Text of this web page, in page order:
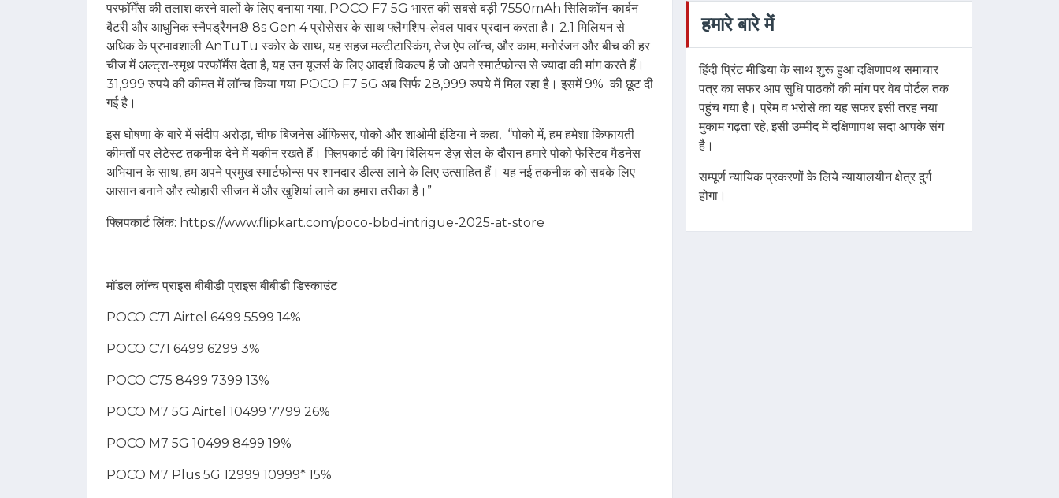
परफॉर्मेंस की तलाश करने वालों के लिए बनाया गया, POCO F7 5G भारत की सबसे बड़ी 7550mAh सिलिकॉन-कार्बन
बैटरी और आधुनिक स्‍नैपड्रैगन® 8s Gen 4 प्रोसेसर के साथ फ्लैगशिप-लेवल पावर प्रदान करता है। 2.1 मिलियन से
अधिक के प्रभावशाली AnTuTu स्कोर के साथ, यह सहज मल्टीटास्किंग, तेज ऐप लॉन्च, और काम, मनोरंजन और बीच की हर
चीज में अल्ट्रा-स्मूथ परफॉर्मेंस देता है, यह उन यूजर्स के लिए आदर्श विकल्प है जो अपने स्मार्टफोन्स से ज्यादा की मांग करते हैं।
31,999 रुपये की कीमत में लॉन्‍च किया गया POCO F7 5G अब सिर्फ 28,999 रुपये में मिल रहा है। इसमें 9% की छूट दी
गई है।
इस घोषणा के बारे में संदीप अरोड़ा, चीफ बिजनेस ऑफिसर, पोको और शाओमी इंडिया ने कहा, “पोको में, हम हमेशा किफायती
कीमतों पर लेटेस्‍ट तकनीक देने में यकीन रखते हैं। फ्लिपकार्ट की बिग बिलियन डेज़ सेल के दौरान हमारे पोको फेस्टिव मैडनेस
अभियान के साथ, हम अपने प्रमुख स्मार्टफोन्स पर शानदार डील्‍स लाने के लिए उत्‍साहित हैं। यह नई तकनीक को सबके लिए
आसान बनाने और त्योहारी सीजन में और खुशियां लाने का हमारा तरीका है।”
फ्लिपकार्ट लिंक: https://www.flipkart.com/poco-bbd-intrigue-2025-at-store
मॉडल लॉन्‍च प्राइस बीबीडी प्राइस बीबीडी डिस्‍काउंट
POCO C71 Airtel 6499 5599 14%
POCO C71 6499 6299 3%
POCO C75 8499 7399 13%
POCO M7 5G Airtel 10499 7799 26%
POCO M7 5G 10499 8499 19%
POCO M7 Plus 5G 12999 10999* 15%
हमारे बारे में
हिंदी प्रिंट मीडिया के साथ शुरू हुआ दक्षिणापथ समाचार
पत्र का सफर आप सुधि पाठकों की मांग पर वेब पोर्टल तक
पहुंच गया है। प्रेम व भरोसे का यह सफर इसी तरह नया
मुकाम गढ़ता रहे, इसी उम्मीद में दक्षिणापथ सदा आपके संग
है।
सम्पूर्ण न्यायिक प्रकरणों के लिये न्यायालयीन क्षेत्र दुर्ग
होगा।